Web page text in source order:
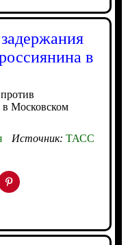
в
в Московском
Источник: ТАСС